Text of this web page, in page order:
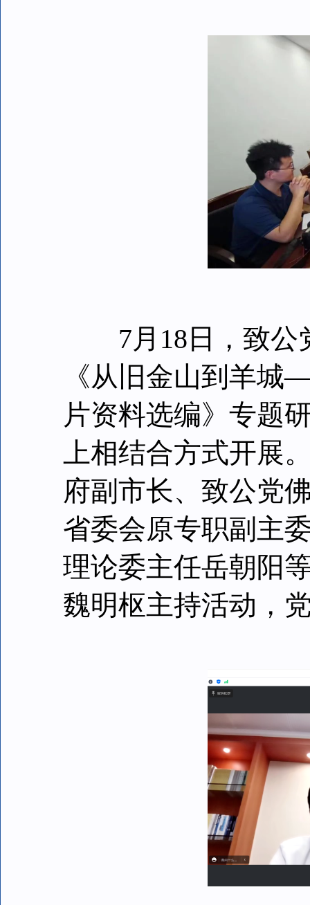
7月18日，致公
《从旧金山到羊
片资料选编》专题
上相结合方式开展
府副市长、致公党
省委会原专职副主
理论委主任岳朝阳
魏明枢主持活动，